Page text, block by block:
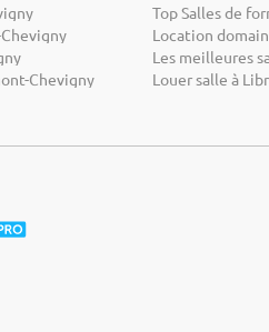
Top Salles de
Location
Chevigny Louer salle à